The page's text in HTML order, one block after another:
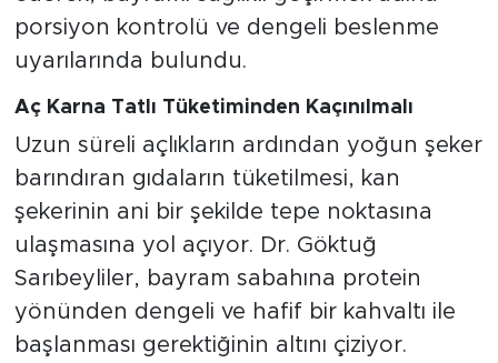
porsiyon kontrolü ve dengeli beslenme
uyarılarında bulundu.
Aç Karna Tatlı Tüketiminden Kaçınılmalı
Uzun süreli açlıkların ardından yoğun şeker
barındıran gıdaların tüketilmesi, kan
şekerinin ani bir şekilde tepe noktasına
ulaşmasına yol açıyor. Dr. Göktuğ
Sarıbeyliler, bayram sabahına protein
yönünden dengeli ve hafif bir kahvaltı ile
başlanması gerektiğinin altını çiziyor.